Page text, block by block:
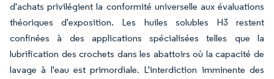
d'achats privilégient la conformité universelle aux évaluations
théoriques d'exposition. Les huiles solubles H3 restent
confinées à des applications spécialisées telles que la
lubrification des crochets dans les abattoirs où la capacité de
lavage à l'eau est primordiale. L'interdiction imminente des